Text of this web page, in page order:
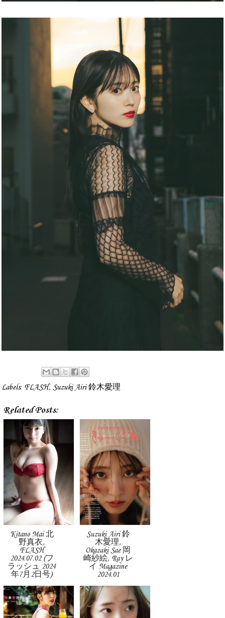
Labels: FLASH, Suzuki Airi 鈴木愛理
Related Posts:
Kitano Mai 北
野真衣,
FLASH
2024.07.02 (フ
ラッシュ 2024
年7月2日号)
Suzuki Airi 鈴
木愛理,
Okazaki Sae 岡
崎紗絵, Ray レ
イ Magazine
2024.01